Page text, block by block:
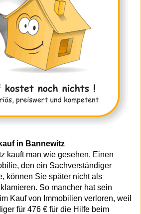
in Bannewitz
kauft man wie gesehen. Einen
den ein Sachverständiger
können Sie später nicht als
So mancher hat sein
Kauf von Immobilien verloren, weil
für 476 € für die Hilfe beim